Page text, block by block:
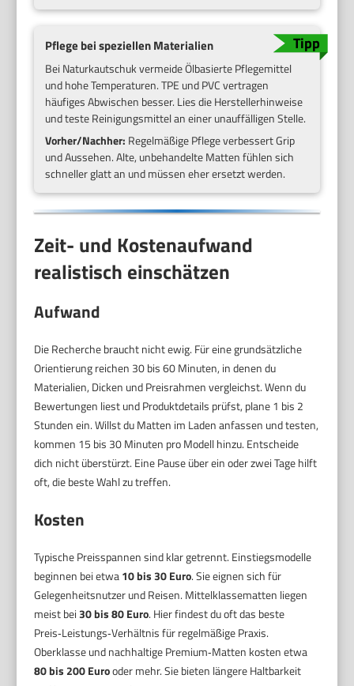
Pflege bei speziellen Materialien
Bei Naturkautschuk vermeide Ölbasierte Pflegemittel
und hohe Temperaturen. TPE und PVC vertragen
häufiges Abwischen besser. Lies die Herstellerhinweise
und teste Reinigungsmittel an einer unauffälligen Stelle.
Vorher/Nachher: Regelmäßige Pflege verbessert Grip
und Aussehen. Alte, unbehandelte Matten fühlen sich
schneller glatt an und müssen eher ersetzt werden.
Zeit- und Kostenaufwand
realistisch einschätzen
Aufwand
Die Recherche braucht nicht ewig. Für eine grundsätzliche
Orientierung reichen 30 bis 60 Minuten, in denen du
Materialien, Dicken und Preisrahmen vergleichst. Wenn du
Bewertungen liest und Produktdetails prüfst, plane 1 bis 2
Stunden ein. Willst du Matten im Laden anfassen und testen,
kommen 15 bis 30 Minuten pro Modell hinzu. Entscheide
dich nicht überstürzt. Eine Pause über ein oder zwei Tage hilft
oft, die beste Wahl zu treffen.
Kosten
Typische Preisspannen sind klar getrennt. Einstiegsmodelle
beginnen bei etwa10 bis 30 Euro. Sie eignen sich für
Gelegenheitsnutzer und Reisen. Mittelklassematten liegen
meist bei30 bis 80 Euro. Hier findest du oft das beste
Preis‑Leistungs‑Verhältnis für regelmäßige Praxis.
Oberklasse und nachhaltige Premium‑Matten kosten etwa
80 bis 200 Eurooder mehr. Sie bieten längere Haltbarkeit